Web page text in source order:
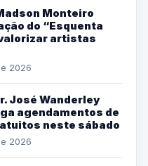
Monteiro
do “Esquenta
artistas
2026
José Wanderley
agendamentos de
neste sábado
2026